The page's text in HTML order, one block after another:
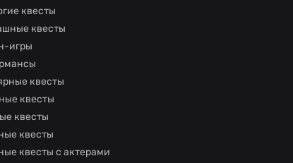
квесты
квесты
игры
квесты
квесты
квесты
квесты
квесты с актерами